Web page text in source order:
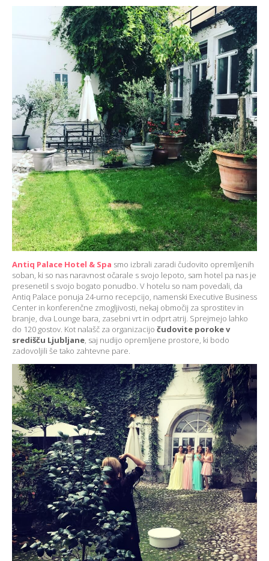
Antiq Palace Hotel & Spa smo izbrali zaradi čudovito opremljenih
soban, ki so nas naravnost očarale s svojo lepoto, sam hotel pa nas je
presenetil s svojo bogato ponudbo. V hotelu so nam povedali, da
Antiq Palace ponuja 24-urno recepcijo, namenski Executive Business
Center in konferenčne zmogljivosti, nekaj območij za sprostitev in
branje, dva Lounge bara, zasebni vrt in odprt atrij. Sprejmejo lahko
do 120 gostov. Kot nalašč za organizacijo čudovite poroke v
središču Ljubljane, saj nudijo opremljene prostore, ki bodo
zadovoljili še tako zahtevne pare.